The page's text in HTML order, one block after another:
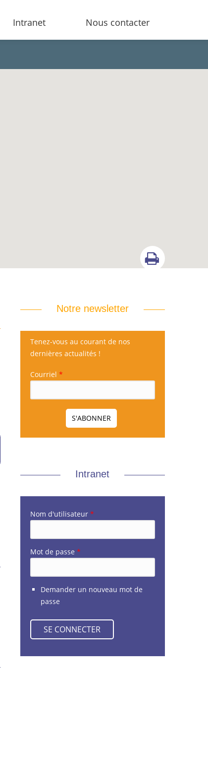
Intranet Nous contacter
Notre newsletter
Tenez-vous au courant de nos
dernières actualités !
Courriel *
Intranet
Nom d'utilisateur *
Mot de passe *
Demander un nouveau mot de
passe